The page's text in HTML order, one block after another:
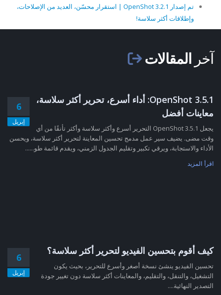
تم إصدار OpenShot 3.2.1 | استقرار محسّن، العديد من الإصلاحات،
وإطلاقات أكثر سلاسة!
آخر المقالات
6
إبريل
OpenShot 3.5.1: أداء أسرع، تحرير أكثر سلاسة،
معاينات أفضل
يجعل OpenShot 3.5.1 التحرير أسرع وأكثر سلاسة وأكثر تأنقًا من أي
وقت مضى. يضيف سير عمل مدمج تحسين المعاينة لتحرير أكثر سلاسة، ويحسن
الأداء والاستجابة، ويرقي تكبير وتقليم الجدول الزمني، ويقدم قائمة طو......
اقرأ المزيد
6
إبريل
كيف أقوم بتحسين الفيديو لتحرير أكثر سلاسة؟
تحسين الفيديو ينشئ نسخة أصغر وأسرع للتحرير، بحيث يكون
التشغيل، والتنقل، والتقليم، والمعاينات أكثر سلاسة دون تغيير جودة
التصدير النهائية....